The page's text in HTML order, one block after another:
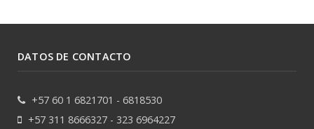
DATOS DE CONTACTO
+57 60 1 6821701 - 6818530
+57 311 8666327 - 323 6964227